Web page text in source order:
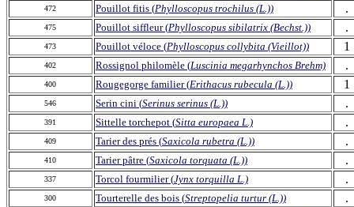
472 Pouillot fitis (Phylloscopus trochilus (L.)) .
475 Pouillot siffleur (Phylloscopus sibilatrix (Bechst.)) .
473 Pouillot véloce (Phylloscopus collybita (Vieillot)) 1
402 Rossignol philomèle (Luscinia megarhynchos Brehm) .
400 Rougegorge familier (Erithacus rubecula (L.)) 1
546 Serin cini (Serinus serinus (L.)) .
391 Sittelle torchepot (Sitta europaea L.) .
409 Tarier des prés (Saxicola rubetra (L.)) .
410 Tarier pâtre (Saxicola torquata (L.)) .
337 Torcol fourmilier (Jynx torquilla L.) .
300 Tourterelle des bois (Streptopelia turtur (L.)) .